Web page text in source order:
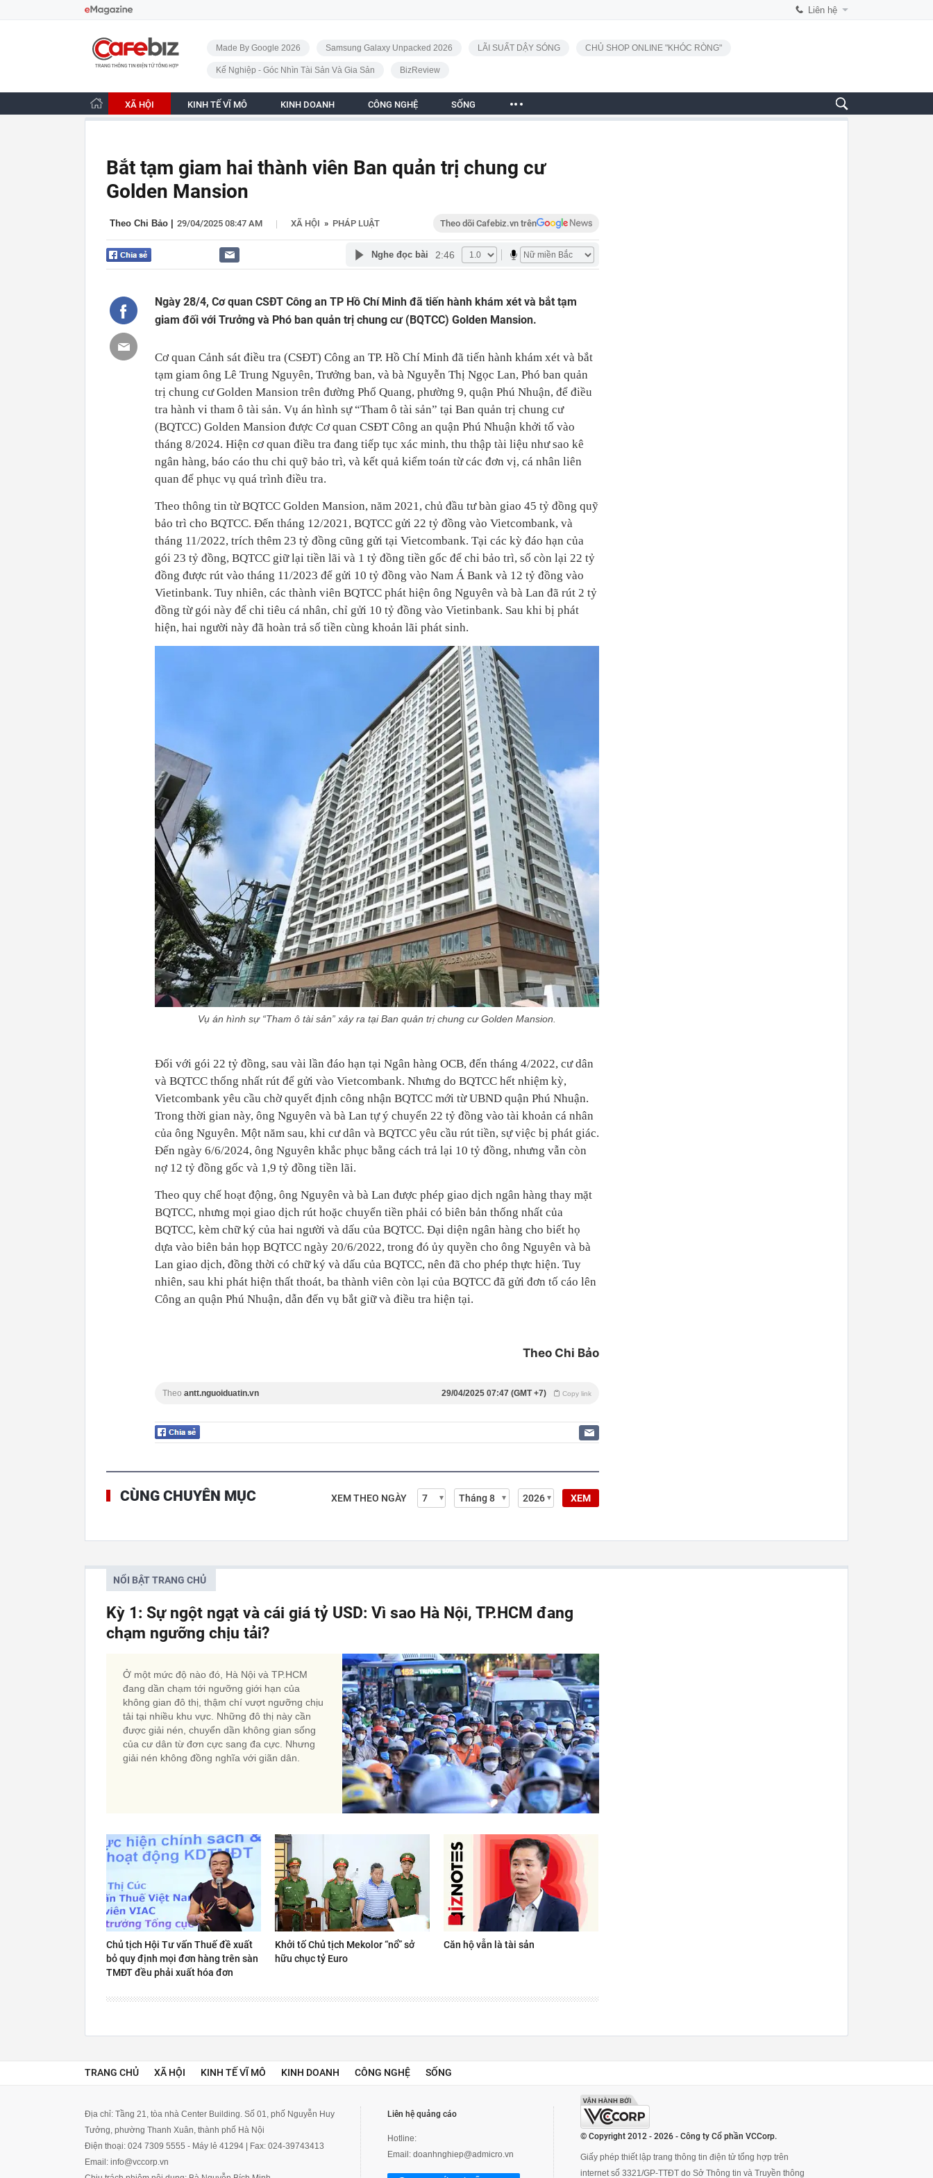
Liên hệ
CafeBiz - Trang chủ
Made By Google 2026 Samsung Galaxy Unpacked 2026 LÃI SUẤT DẬY SÓNG CHỦ SHOP ONLINE "KHÓC RÒNG"
Kế Nghiệp - Góc Nhìn Tài Sản Và Gia Sản BizReview
XÃ HỘI KINH TẾ VĨ MÔ KINH DOANH CÔNG NGHỆ SỐNG
Bắt tạm giam hai thành viên Ban quản trị chung cư
Golden Mansion
Theo Chi Bảo 29/04/2025 08:47 AM | XÃ HỘI » PHÁP LUẬT Theo dõi Cafebiz.vn trên
Nghe đọc bài 2:46
Ngày 28/4, Cơ quan CSĐT Công an TP Hồ Chí Minh đã tiến hành khám xét và bắt tạm
giam đối với Trưởng và Phó ban quản trị chung cư (BQTCC) Golden Mansion.
Cơ quan Cảnh sát điều tra (CSĐT) Công an TP. Hồ Chí Minh đã tiến hành khám xét và bắt
tạm giam ông Lê Trung Nguyên, Trưởng ban, và bà Nguyễn Thị Ngọc Lan, Phó ban quản
trị chung cư Golden Mansion trên đường Phổ Quang, phường 9, quận Phú Nhuận, để điều
tra hành vi tham ô tài sản. Vụ án hình sự “Tham ô tài sản” tại Ban quản trị chung cư
(BQTCC) Golden Mansion được Cơ quan CSĐT Công an quận Phú Nhuận khởi tố vào
tháng 8/2024. Hiện cơ quan điều tra đang tiếp tục xác minh, thu thập tài liệu như sao kê
ngân hàng, báo cáo thu chi quỹ bảo trì, và kết quả kiểm toán từ các đơn vị, cá nhân liên
quan để phục vụ quá trình điều tra.
Theo thông tin từ BQTCC Golden Mansion, năm 2021, chủ đầu tư bàn giao 45 tỷ đồng quỹ
bảo trì cho BQTCC. Đến tháng 12/2021, BQTCC gửi 22 tỷ đồng vào Vietcombank, và
tháng 11/2022, trích thêm 23 tỷ đồng cũng gửi tại Vietcombank. Tại các kỳ đáo hạn của
gói 23 tỷ đồng, BQTCC giữ lại tiền lãi và 1 tỷ đồng tiền gốc để chi bảo trì, số còn lại 22 tỷ
đồng được rút vào tháng 11/2023 để gửi 10 tỷ đồng vào Nam Á Bank và 12 tỷ đồng vào
Vietinbank. Tuy nhiên, các thành viên BQTCC phát hiện ông Nguyên và bà Lan đã rút 2 tỷ
đồng từ gói này để chi tiêu cá nhân, chỉ gửi 10 tỷ đồng vào Vietinbank. Sau khi bị phát
hiện, hai người này đã hoàn trả số tiền cùng khoản lãi phát sinh.
Vụ án hình sự “Tham ô tài sản” xảy ra tại Ban quản trị chung cư Golden Mansion.
Đối với gói 22 tỷ đồng, sau vài lần đáo hạn tại Ngân hàng OCB, đến tháng 4/2022, cư dân
và BQTCC thống nhất rút để gửi vào Vietcombank. Nhưng do BQTCC hết nhiệm kỳ,
Vietcombank yêu cầu chờ quyết định công nhận BQTCC mới từ UBND quận Phú Nhuận.
Trong thời gian này, ông Nguyên và bà Lan tự ý chuyển 22 tỷ đồng vào tài khoản cá nhân
của ông Nguyên. Một năm sau, khi cư dân và BQTCC yêu cầu rút tiền, sự việc bị phát giác.
Đến ngày 6/6/2024, ông Nguyên khắc phục bằng cách trả lại 10 tỷ đồng, nhưng vẫn còn
nợ 12 tỷ đồng gốc và 1,9 tỷ đồng tiền lãi.
Theo quy chế hoạt động, ông Nguyên và bà Lan được phép giao dịch ngân hàng thay mặt
BQTCC, nhưng mọi giao dịch rút hoặc chuyển tiền phải có biên bản thống nhất của
BQTCC, kèm chữ ký của hai người và dấu của BQTCC. Đại diện ngân hàng cho biết họ
dựa vào biên bản họp BQTCC ngày 20/6/2022, trong đó ủy quyền cho ông Nguyên và bà
Lan giao dịch, đồng thời có chữ ký và dấu của BQTCC, nên đã cho phép thực hiện. Tuy
nhiên, sau khi phát hiện thất thoát, ba thành viên còn lại của BQTCC đã gửi đơn tố cáo lên
Công an quận Phú Nhuận, dẫn đến vụ bắt giữ và điều tra hiện tại.
Theo Chi Bảo
Theo antt.nguoiduatin.vn Copy link
29/04/2025 07:47 (GMT +7)
CÙNG CHUYÊN MỤC XEM THEO NGÀY XEM
NỔI BẬT TRANG CHỦ
Kỳ 1: Sự ngột ngạt và cái giá tỷ USD: Vì sao Hà Nội, TP.HCM đang
chạm ngưỡng chịu tải?
Ở một mức độ nào đó, Hà Nội và TP.HCM
đang dần chạm tới ngưỡng giới hạn của
không gian đô thị, thậm chí vượt ngưỡng chịu
tải tại nhiều khu vực. Những đô thị này cần
được giải nén, chuyển dần không gian sống
của cư dân từ đơn cực sang đa cực. Nhưng
giải nén không đồng nghĩa với giãn dân.
Chủ tịch Hội Tư vấn Thuế đề xuất
bỏ quy định mọi đơn hàng trên sàn
TMĐT đều phải xuất hóa đơn
Khởi tố Chủ tịch Mekolor “nổ” sở
hữu chục tỷ Euro
Căn hộ vẫn là tài sản
TRANG CHỦ XÃ HỘI KINH TẾ VĨ MÔ KINH DOANH CÔNG NGHỆ SỐNG
Địa chỉ: Tầng 21, tòa nhà Center Building. Số 01, phố Nguyễn Huy
Tưởng, phường Thanh Xuân, thành phố Hà Nội
Điện thoại: 024 7309 5555 - Máy lẻ 41294 | Fax: 024-39743413
Email: info@vccorp.vn
Liên hệ quảng cáo
Hotline:
Email: doanhnghiep@admicro.vn
© Copyright 2012 - 2026 - Công ty Cổ phần VCCorp.
Giấy phép thiết lập trang thông tin điện tử tổng hợp trên
internet số 3321/GP-TTĐT do Sở Thông tin và Truyền thông